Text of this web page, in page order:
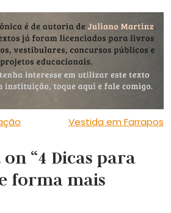
Post Vestida em Farrapos
“4 Dicas para
forma mais